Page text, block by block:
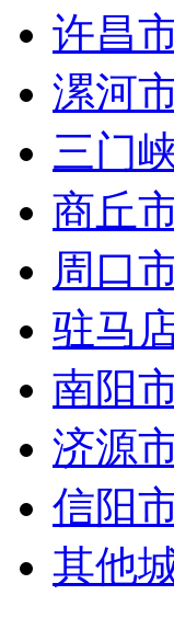
许昌
漯河
三门
商丘
周口
驻马
南阳
济源
信阳
其他